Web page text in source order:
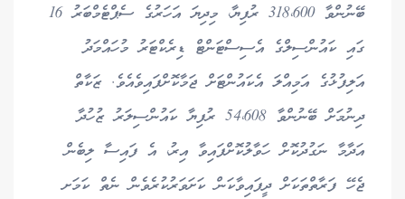
ބޭނުންވާ 318،600 ރުފިޔާ، މިދިޔަ އަހަރުގެ ސެޕްޓެމްބަރު 16
ގައި ކައުންސިލްގެ އެސިސްޓަންޓް ޑިރެކްޓަރު މުހައްމަދު
އަލިފުޅުގެ އަމިއްލަ އެކައުންޓަށް ޖަމާކޮށްފައިވެއެވެ. ޒަކާތް
ދިނުމަށް ބޭނުންވާ 54،608 ރުފިޔާ ކައުންސިލަރު ޒުހުދާ
އަދާމާ ނަގުދުކޮށް ހަވާލުކޮށްފައިވާ އިރު، އެ ފައިސާ ލިބެން
ޖެހޭ ފަރާތްތަކަށް ދީފައިވާކަން ކަށަވަރުކުރެވެން ނެތް ކަމަށ